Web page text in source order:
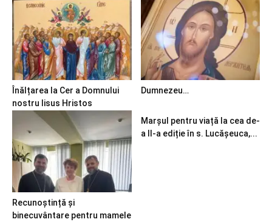
Înălțarea la Cer a Domnului
nostru Iisus Hristos
Dumnezeu…
Recunoștință și
binecuvântare pentru mamele
Marșul pentru viață la cea de-
a II-a ediție în s. Lucășeuca,...